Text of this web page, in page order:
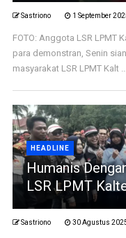
Sastriono 1 September
FOTO: Anggota LSR LPMT
para demonstran, Senin
masyarakat LSR LPMT Kalt ...
HEADLINE
Humanis
LSR LPMT
Sastriono 30 Agustus